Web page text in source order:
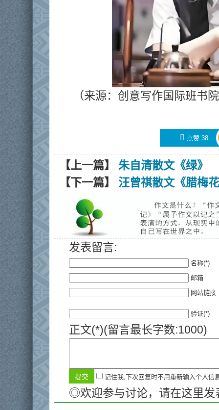
（来源：创意写作国际班书
󰄼 点赞 38
【上一篇】 朱自清散文《绿》
【下一篇】 汪曾祺散文《腊梅
发表留言:
名称(*)
邮箱
网站链接
验证(*)
正文(*)(留言最长字数:1000)
记住我,下次回复时不用重新输入个人信
◎欢迎参与讨论，请在这里发